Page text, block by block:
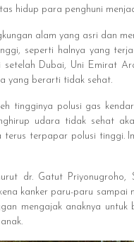
hidup para penghuni
alam yang asri dan
seperti halnya yang
Dubai, Uni Emirat
yang berarti tidak sehat.
tingginya polusi gas
udara tidak sehat
terus terpapar polusi tinggi.
dr. Gatut
kanker paru-paru
mengajak anaknya